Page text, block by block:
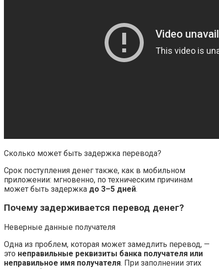
Сколько может быть задержка перевода?
Срок поступления денег также, как в мобильном
приложении: мгновенно, по техническим причинам
может быть задержка до 3–5 дней.
Почему задерживается перевод денег?
Неверные данные получателя
Одна из проблем, которая может замедлить перевод, —
это неправильные реквизиты банка получателя или
неправильное имя получателя. При заполнении этих